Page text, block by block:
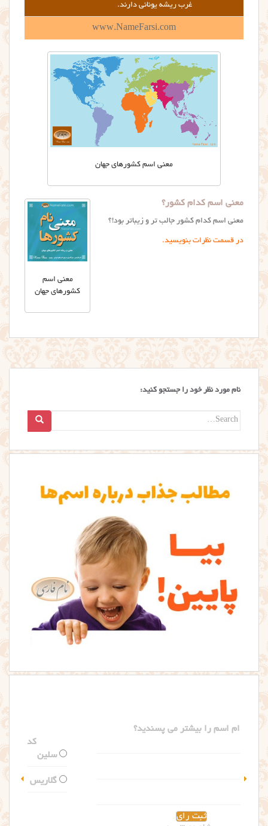
غرب ریشه یونانی دارند.
www.NameFarsi.com
معنی اسم کشورهای جهان
معنی اسم
کشورهای جهان
معنی اسم کدام کشور؟
معنی اسم کدام کشور جالب تر و زیباتر بود!؟
در قسمت نظرات بنویسید.
نام مورد نظر خود را جستجو کنید:
Search